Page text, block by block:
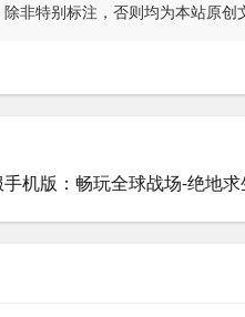
除非特别标注，否则均为本站原创